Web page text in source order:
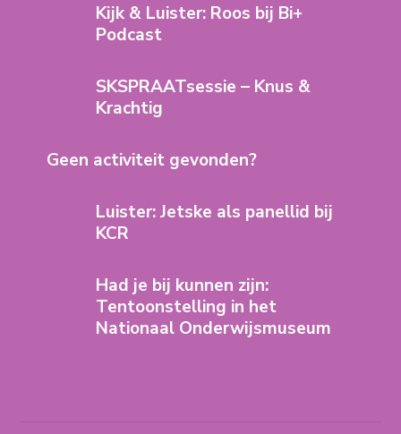
Kijk & Luister: Roos bij Bi+
Podcast
SKSPRAATsessie – Knus &
Krachtig
Geen activiteit gevonden?
Luister: Jetske als panellid bij
KCR
Had je bij kunnen zijn:
Tentoonstelling in het
Nationaal Onderwijsmuseum